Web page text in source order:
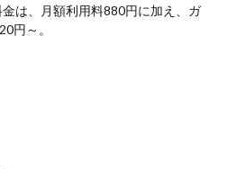
は、月額利用料880円に加え、ガ
円～。